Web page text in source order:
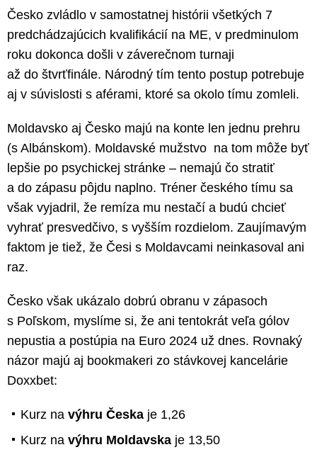
Česko zvládlo v samostatnej histórii všetkých 7
predchádzajúcich kvalifikácií na ME, v predminulom
roku dokonca došli v záverečnom turnaji
až do štvrťfinále. Národný tím tento postup potrebuje
aj v súvislosti s aférami, ktoré sa okolo tímu zomleli.
Moldavsko aj Česko majú na konte len jednu prehru
(s Albánskom). Moldavské mužstvo na tom môže byť
lepšie po psychickej stránke – nemajú čo stratiť
a do zápasu pôjdu naplno. Tréner českého tímu sa
však vyjadril, že remíza mu nestačí a budú chcieť
vyhrať presvedčivo, s vyšším rozdielom. Zaujímavým
faktom je tiež, že Česi s Moldavcami neinkasoval ani
raz.
Česko však ukázalo dobrú obranu v zápasoch
s Poľskom, myslíme si, že ani tentokrát veľa gólov
nepustia a postúpia na Euro 2024 už dnes. Rovnaký
názor majú aj bookmakeri zo stávkovej kancelárie
Doxxbet:
Kurz na výhru Česka je 1,26
Kurz na výhru Moldavska je 13,50